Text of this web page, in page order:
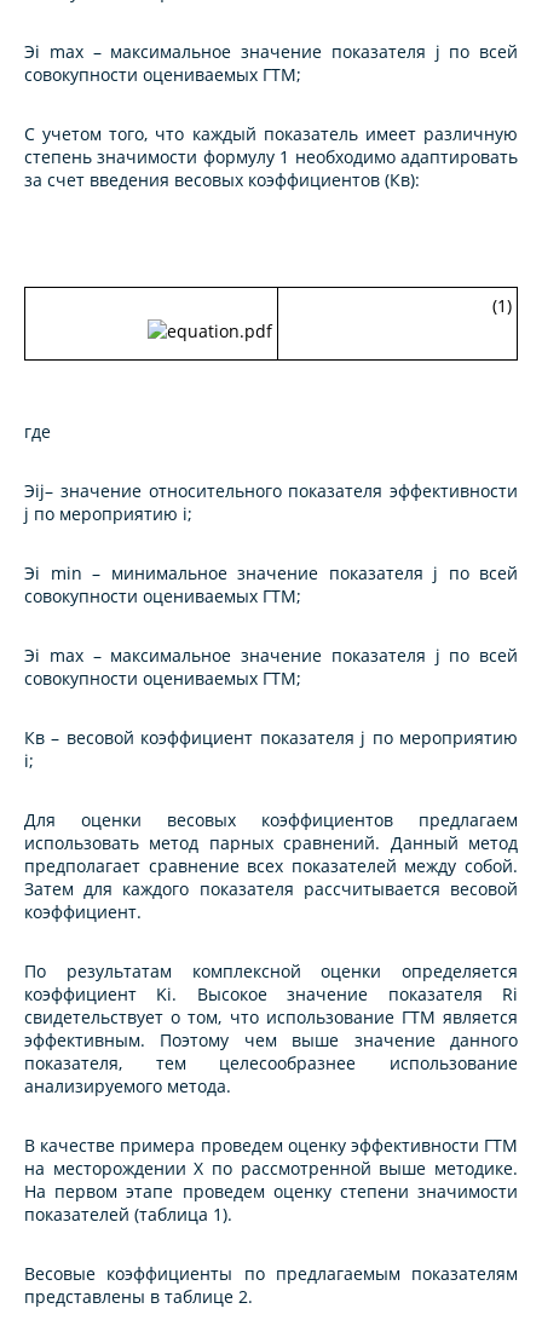
Эi max– максимальное значение показателя j по всей
совокупности оцениваемых ГТМ;
С учетом того, что каждый показатель имеет различную
степень значимости формулу 1 необходимо адаптировать
за счет введения весовых коэффициентов (Кв):
(1)
где
Эij– значение относительного показателя эффективности
j по мероприятию i;
Эi min – минимальное значение показателя j по всей
совокупности оцениваемых ГТМ;
Эi max– максимальное значение показателя j по всей
совокупности оцениваемых ГТМ;
Кв – весовой коэффициент показателя j по мероприятию
i;
Для оценки весовых коэффициентов предлагаем
использовать метод парных сравнений. Данный метод
предполагает сравнение всех показателей между собой.
Затем для каждого показателя рассчитывается весовой
коэффициент.
По результатам комплексной оценки определяется
коэффициент Ki. Высокое значение показателя Ri
свидетельствует о том, что использование ГТМ является
эффективным. Поэтому чем выше значение данного
показателя, тем целесообразнее использование
анализируемого метода.
В качестве примера проведем оценку эффективности ГТМ
на месторождении X по рассмотренной выше методике.
На первом этапе проведем оценку степени значимости
показателей (таблица 1).
Весовые коэффициенты по предлагаемым показателям
представлены в таблице 2.